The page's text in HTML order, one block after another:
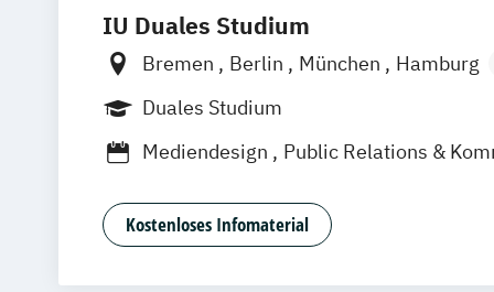
IU Duales Studium
Bremen Berlin München
Hamburg
Frankfurt am Main
Online-Campus Augsburg Bielefeld
Stuttgart Aachen deutschlandweit
Duales Studium
Mediendesign
Public Relations &
Kostenloses Infomaterial